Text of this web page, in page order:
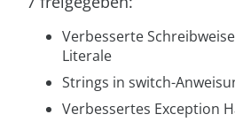
Verbesserte
Literale
Strings in switch-
Verbessertes Exception